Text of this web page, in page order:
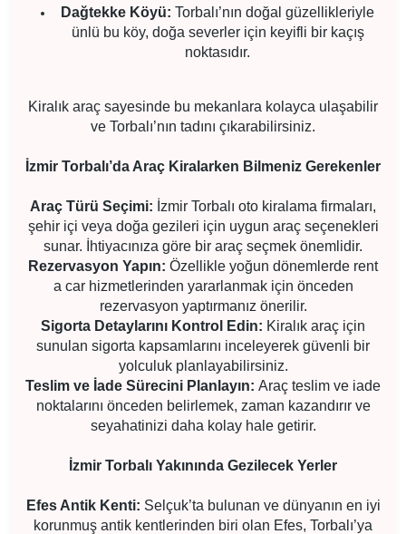
Dağtekke Köyü: Torbalı’nın doğal güzellikleriyle
ünlü bu köy, doğa severler için keyifli bir kaçış
noktasıdır.
Kiralık araç sayesinde bu mekanlara kolayca ulaşabilir
ve Torbalı’nın tadını çıkarabilirsiniz.
İzmir Torbalı’da Araç Kiralarken Bilmeniz Gerekenler
Araç Türü Seçimi: İzmir Torbalı oto kiralama firmaları,
şehir içi veya doğa gezileri için uygun araç seçenekleri
sunar. İhtiyacınıza göre bir araç seçmek önemlidir.
Rezervasyon Yapın: Özellikle yoğun dönemlerde rent
a car hizmetlerinden yararlanmak için önceden
rezervasyon yaptırmanız önerilir.
Sigorta Detaylarını Kontrol Edin: Kiralık araç için
sunulan sigorta kapsamlarını inceleyerek güvenli bir
yolculuk planlayabilirsiniz.
Teslim ve İade Sürecini Planlayın: Araç teslim ve iade
noktalarını önceden belirlemek, zaman kazandırır ve
seyahatinizi daha kolay hale getirir.
İzmir Torbalı Yakınında Gezilecek Yerler
Efes Antik Kenti: Selçuk’ta bulunan ve dünyanın en iyi
korunmuş antik kentlerinden biri olan Efes, Torbalı’ya